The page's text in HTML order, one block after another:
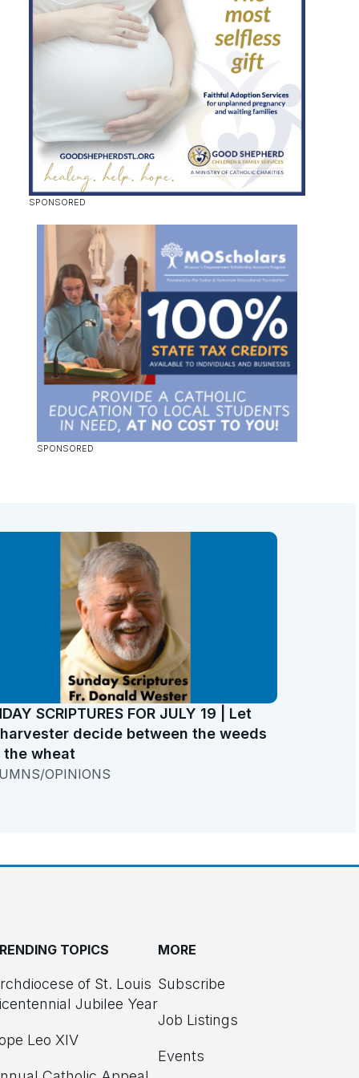
SCRIPTURES FOR JULY 19 | Let
decide between the weeds
the wheat
OPINIONS
TOPICS
of St. Louis
Jubilee Year
Leo XIV
MORE
Subscribe
Job Listings
Events